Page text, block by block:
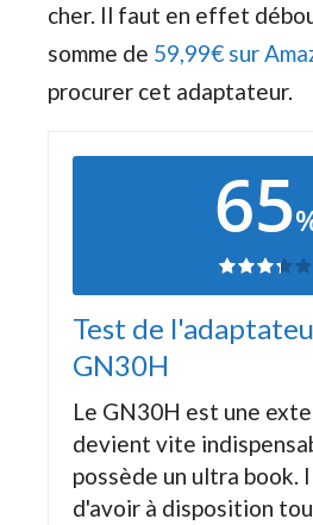
cher. Il faut en effet
somme de 59,99€ sur
procurer cet adaptateur.
65
Test de
GN30H
Le GN30H est une
devient vite
possède un ultra book.
d'avoir à disposition